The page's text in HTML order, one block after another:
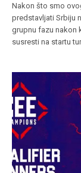
Nakon što smo
predstavljati Srbiju
grupnu fazu nakon
susresti na startu